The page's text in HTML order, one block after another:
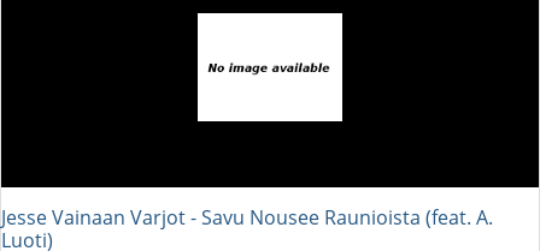
Jesse Vainaan Varjot - Savu Nousee Raunioista (feat. A.
Luoti)